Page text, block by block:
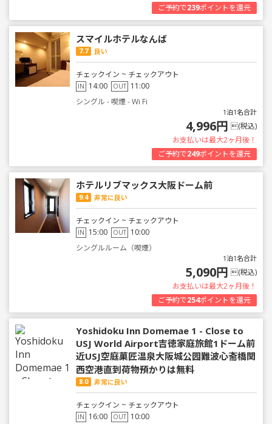
ご予約で239ポイントを還元
スマイルホテルなんば
7.7 良い
チェックイン ~ チェックアウト
IN 14:00 OUT 11:00
シングル - 喫煙 - Wi Fi
1泊1名合計
4,996円 (税込)
お支払いは最大2ヶ月後！
ご予約で249ポイントを還元
ホテルリブマックス大阪ドーム前
9.4 非常に良い
チェックイン ~ チェックアウト
IN 15:00 OUT 10:00
シングルルーム（喫煙）
1泊1名合計
5,090円 (税込)
お支払いは最大2ヶ月後！
ご予約で254ポイントを還元
Yoshidoku Inn Domemae 1 - Close to
USJ World Airport吉徳家庭旅館1ドーム前
近USJ空庭菓匠温泉大阪城公园難波心斋橋関
西空港直到荷物預かりは無料
8.0 非常に良い
チェックイン ~ チェックアウト
IN 16:00 OUT 10:00